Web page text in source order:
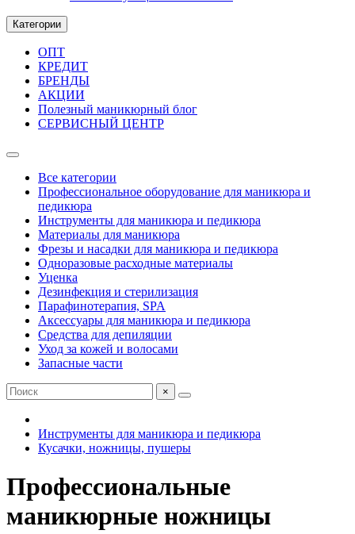
Категории
ОПТ
КРЕДИТ
БРЕНДЫ
АКЦИИ
Полезный маникюрный блог
СЕРВИСНЫЙ ЦЕНТР
Все категории
Профессиональное оборудование для маникюра и
педикюра
Инструменты для маникюра и педикюра
Материалы для маникюра
Фрезы и насадки для маникюра и педикюра
Одноразовые расходные материалы
Уценка
Дезинфекция и стерилизация
Парафинотерапия, SPA
Аксессуары для маникюра и педикюра
Средства для депиляции
Уход за кожей и волосами
Запасные части
×
Инструменты для маникюра и педикюра
Кусачки, ножницы, пушеры
Профессиональные
маникюрные ножницы